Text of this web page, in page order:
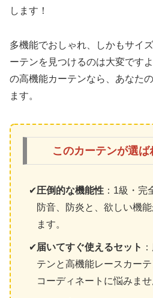
します！
多機能でおしゃれ、しかもサイ
ーテンを見つけるのは大変です
の高機能カーテンなら、あなた
ます。
このカーテンが選
圧倒的な機能性 ：1級・完
防音、防炎と、欲しい機
ます。
届いてすぐ使えるセット
テンと高機能レースカーテ
コーディネートに悩みませ